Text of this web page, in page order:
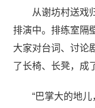
从谢坊村送戏
排演中。排练室隔
大家对台词、讨论
了长椅、长凳，成
“巴掌大的地